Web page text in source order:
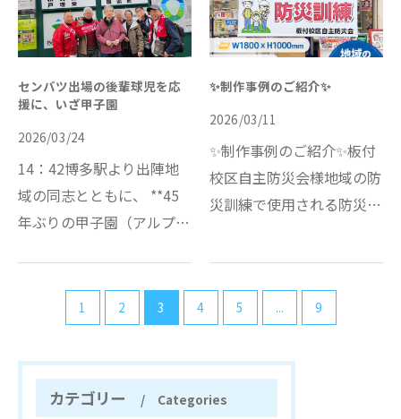
を見て「これ本当に日本…
響きですが、そこにはフ
ラ…
センバツ出場の後輩球児を応
援に、いざ甲子園
2026/03/24
14：42博多駅より出陣地
域の同志とともに、 **45
年ぶりの甲子園（アルプス
フトボールを教えてきた仲
間たち。 「いつか教え子
の中から甲子園に出る子
が…
✨制作事例のご紹介✨
2026/03/11
✨制作事例のご紹介✨板付
校区自主防災会様地域の防
災訓練で使用される防災訓
ただきました。📍サイズ
W1800×H1000mm📍仕
様・ターポリン生地・上下
や地域行事…
1 2 3 4 5 ... 9
カテゴリー Categories